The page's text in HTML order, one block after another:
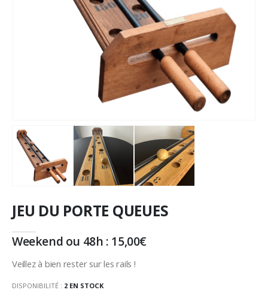
JEU DU PORTE QUEUES
Weekend ou 48h : 15,00€
Veillez à bien rester sur les rails !
DISPONIBILITÉ : 2 EN STOCK